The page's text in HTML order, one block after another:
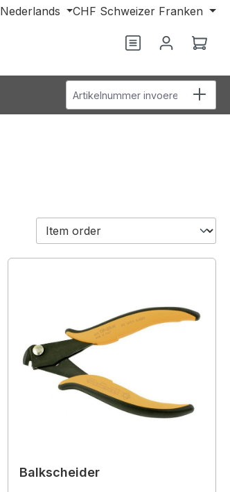
Nederlands CHF Schweizer Franken
Je hebt 0 items
Artikelnummer invoeren
Balkscheider